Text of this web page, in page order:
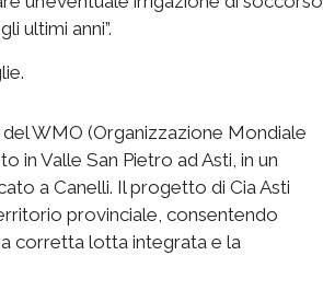
ultimi anni”.
WMO (Organizzazione Mondiale
Valle San Pietro ad Asti, in un
a Canelli. Il progetto di Cia Asti
provinciale, consentendo
corretta lotta integrata e la